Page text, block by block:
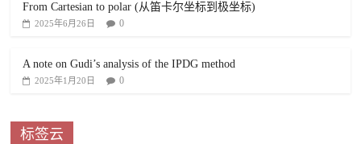
From Cartesian to polar (从笛卡尔坐标到极坐标)
2025年6月26日 0
A note on Gudi’s analysis of the IPDG method
2025年1月20日 0
标签云